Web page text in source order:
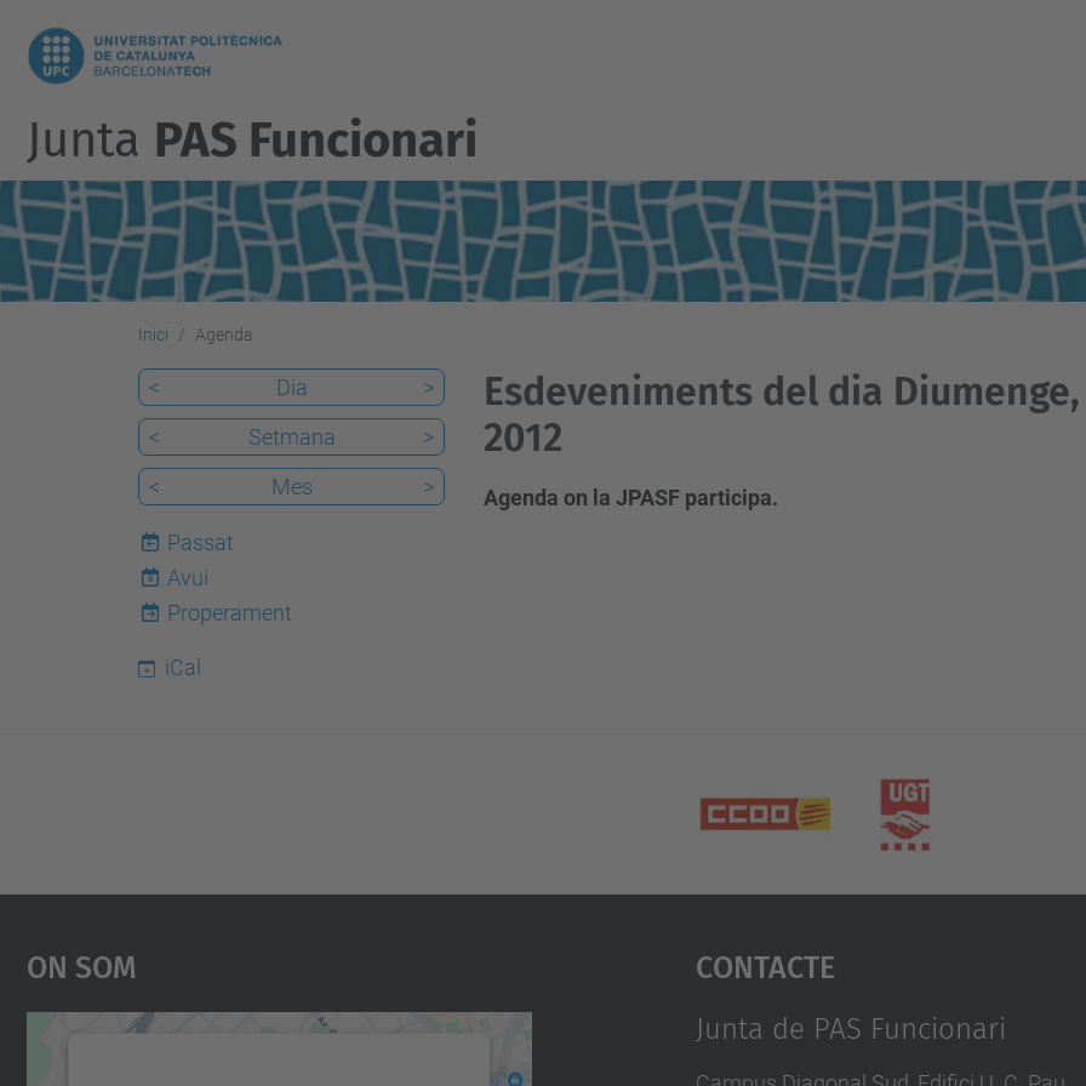
Junta PAS Funcionari
Inici Agenda
Esdeveniments del dia
2012
Agenda on la JPASF participa.
< Dia
>
<
Setmana
>
<
Mes >
Passat
6
Avui
Properament
iCal
On Som Contacte
Junta de PAS Funcionari